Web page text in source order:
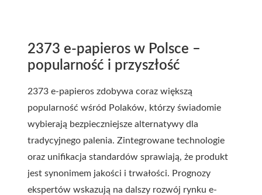
2373 e-papieros w Polsce –
popularność i przyszłość
2373 e-papieros zdobywa coraz większą
popularność wśród Polaków, którzy świadomie
wybierają bezpieczniejsze alternatywy dla
tradycyjnego palenia. Zintegrowane technologie
oraz unifikacja standardów sprawiają, że produkt
jest synonimem jakości i trwałości. Prognozy
ekspertów wskazują na dalszy rozwój rynku e-